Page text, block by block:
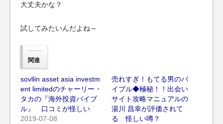
大丈夫かな？
試してみたいんだよね～
関連
sovllin asset asia investm
ent limitedのチャーリー・
タカの『海外投資バイブ
ル』 口コミが怪しい
2019-07-08
売れすぎ！もてる男のバ
イブル◆極秘！！出会い
サイト攻略マニュアルの
湯川 昌幸が評価されて
る 怪しい噂？